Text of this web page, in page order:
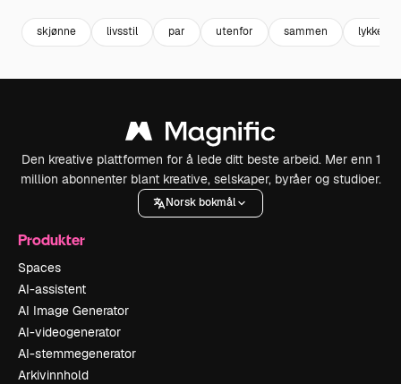
skjønne livsstil par utenfor sammen lykkelig
Den kreative plattformen for å lede ditt beste arbeid. Mer enn 1
million abonnenter blant kreative, selskaper, byråer og studioer.
Norsk bokmål
Produkter
Spaces
AI-assistent
AI Image Generator
AI-videogenerator
AI-stemmegenerator
Arkivinnhold